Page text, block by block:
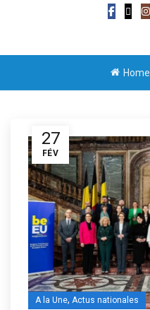
Home
27
FÉV
A la Une, Actus nationales